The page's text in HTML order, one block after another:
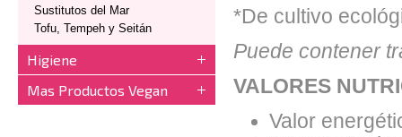
Sustitutos del Mar
Tofu, Tempeh y Seitán
Higiene
Mas Productos Vegan
*De cultivo
Puede contener
VALORES
Valor